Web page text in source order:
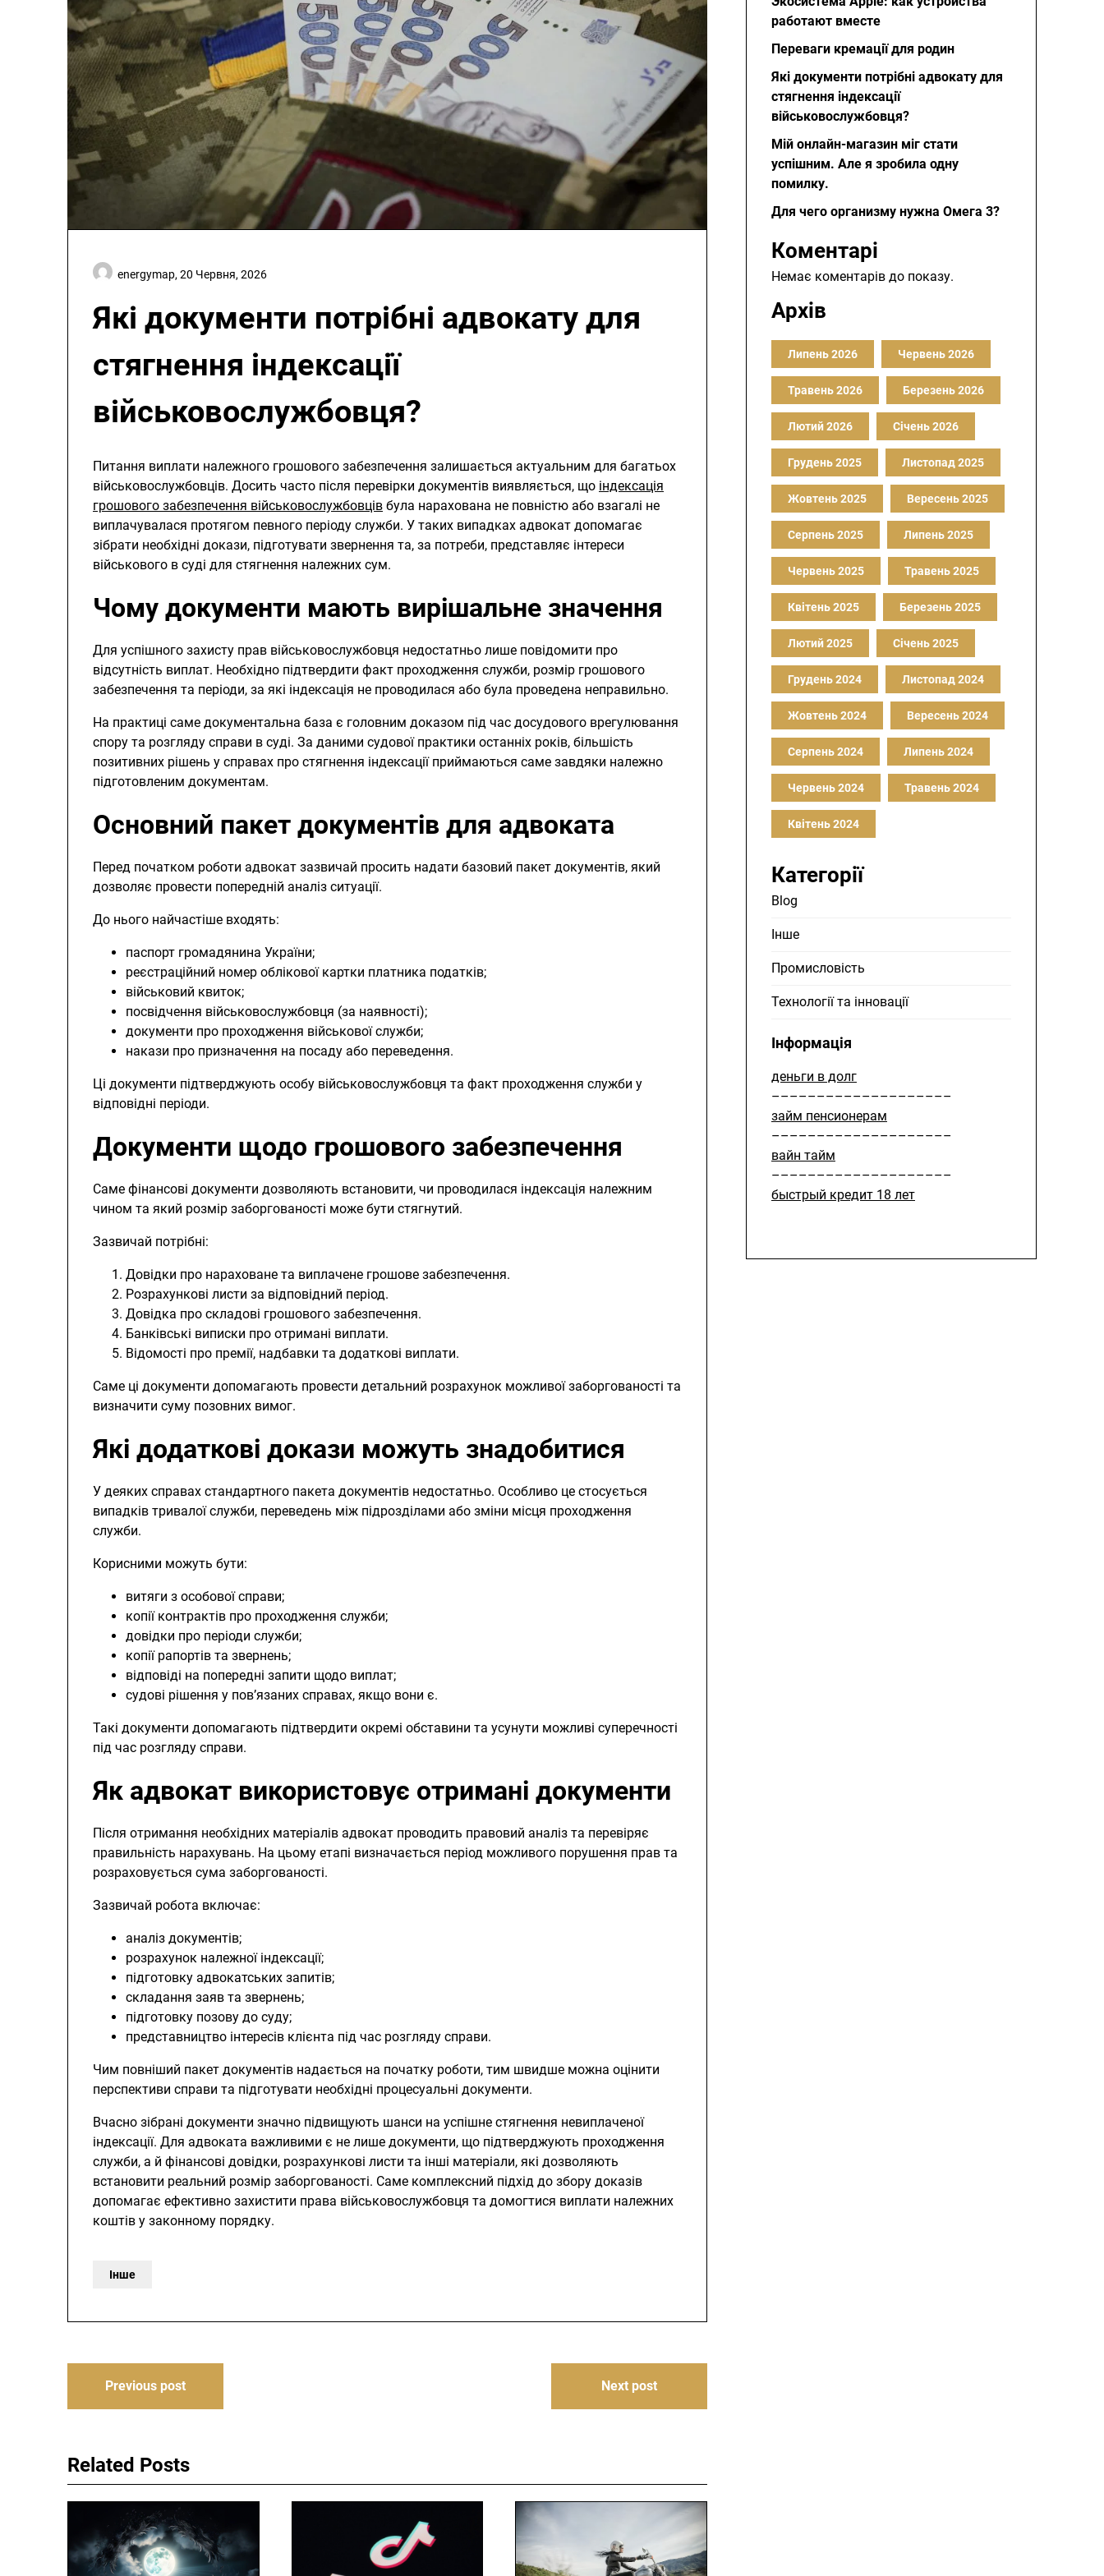
Які документи потрібні адвокату для
стягнення індексації
військовослужбовця?
energymap, 20 Червня, 2026
Питання виплати належного грошового забезпечення залишається актуальним для багатьох
військовослужбовців. Досить часто після перевірки документів виявляється, що індексація
грошового забезпечення військовослужбовців була нарахована не повністю або взагалі не
виплачувалася протягом певного періоду служби. У таких випадках адвокат допомагає
зібрати необхідні докази, підготувати звернення та, за потреби, представляє інтереси
військового в суді для стягнення належних сум.
Чому документи мають вирішальне значення
Для успішного захисту прав військовослужбовця недостатньо лише повідомити про
відсутність виплат. Необхідно підтвердити факт проходження служби, розмір грошового
забезпечення та періоди, за які індексація не проводилася або була проведена неправильно.
На практиці саме документальна база є головним доказом під час досудового врегулювання
спору та розгляду справи в суді. За даними судової практики останніх років, більшість
позитивних рішень у справах про стягнення індексації приймаються саме завдяки належно
підготовленим документам.
Основний пакет документів для адвоката
Перед початком роботи адвокат зазвичай просить надати базовий пакет документів, який
дозволяє провести попередній аналіз ситуації.
До нього найчастіше входять:
паспорт громадянина України;
реєстраційний номер облікової картки платника податків;
військовий квиток;
посвідчення військовослужбовця (за наявності);
документи про проходження військової служби;
накази про призначення на посаду або переведення.
Ці документи підтверджують особу військовослужбовця та факт проходження служби у
відповідні періоди.
Документи щодо грошового забезпечення
Саме фінансові документи дозволяють встановити, чи проводилася індексація належним
чином та який розмір заборгованості може бути стягнутий.
Зазвичай потрібні:
Довідки про нараховане та виплачене грошове забезпечення.
Розрахункові листи за відповідний період.
Довідка про складові грошового забезпечення.
Банківські виписки про отримані виплати.
Відомості про премії, надбавки та додаткові виплати.
Саме ці документи допомагають провести детальний розрахунок можливої заборгованості та
визначити суму позовних вимог.
Які додаткові докази можуть знадобитися
У деяких справах стандартного пакета документів недостатньо. Особливо це стосується
випадків тривалої служби, переведень між підрозділами або зміни місця проходження
служби.
Корисними можуть бути:
витяги з особової справи;
копії контрактів про проходження служби;
довідки про періоди служби;
копії рапортів та звернень;
відповіді на попередні запити щодо виплат;
судові рішення у пов’язаних справах, якщо вони є.
Такі документи допомагають підтвердити окремі обставини та усунути можливі суперечності
під час розгляду справи.
Як адвокат використовує отримані документи
Після отримання необхідних матеріалів адвокат проводить правовий аналіз та перевіряє
правильність нарахувань. На цьому етапі визначається період можливого порушення прав та
розраховується сума заборгованості.
Зазвичай робота включає:
аналіз документів;
розрахунок належної індексації;
підготовку адвокатських запитів;
складання заяв та звернень;
підготовку позову до суду;
представництво інтересів клієнта під час розгляду справи.
Чим повніший пакет документів надається на початку роботи, тим швидше можна оцінити
перспективи справи та підготувати необхідні процесуальні документи.
Вчасно зібрані документи значно підвищують шанси на успішне стягнення невиплаченої
індексації. Для адвоката важливими є не лише документи, що підтверджують проходження
служби, а й фінансові довідки, розрахункові листи та інші матеріали, які дозволяють
встановити реальний розмір заборгованості. Саме комплексний підхід до збору доказів
допомагає ефективно захистити права військовослужбовця та домогтися виплати належних
коштів у законному порядку.
Інше
Навігація
Previous post Next post
Related Posts
работают вместе
Переваги кремації для родин
Які документи потрібні адвокату для
стягнення індексації
військовослужбовця?
Мій онлайн-магазин міг стати
успішним. Але я зробила одну
помилку.
Для чего организму нужна Омега 3?
Коментарі
Немає коментарів до показу.
Архів
Липень 2026 Червень 2026
Травень 2026 Березень 2026
Лютий 2026 Січень 2026
Грудень 2025 Листопад 2025
Жовтень 2025 Вересень 2025
Серпень 2025 Липень 2025
Червень 2025 Травень 2025
Квітень 2025 Березень 2025
Лютий 2025 Січень 2025
Грудень 2024 Листопад 2024
Жовтень 2024 Вересень 2024
Серпень 2024 Липень 2024
Червень 2024 Травень 2024
Квітень 2024
Категорії
Blog
Інше
Промисловість
Технології та інновації
Інформація
деньги в долг
––––––––––––––––––––
займ пенсионерам
––––––––––––––––––––
вайн тайм
––––––––––––––––––––
быстрый кредит 18 лет